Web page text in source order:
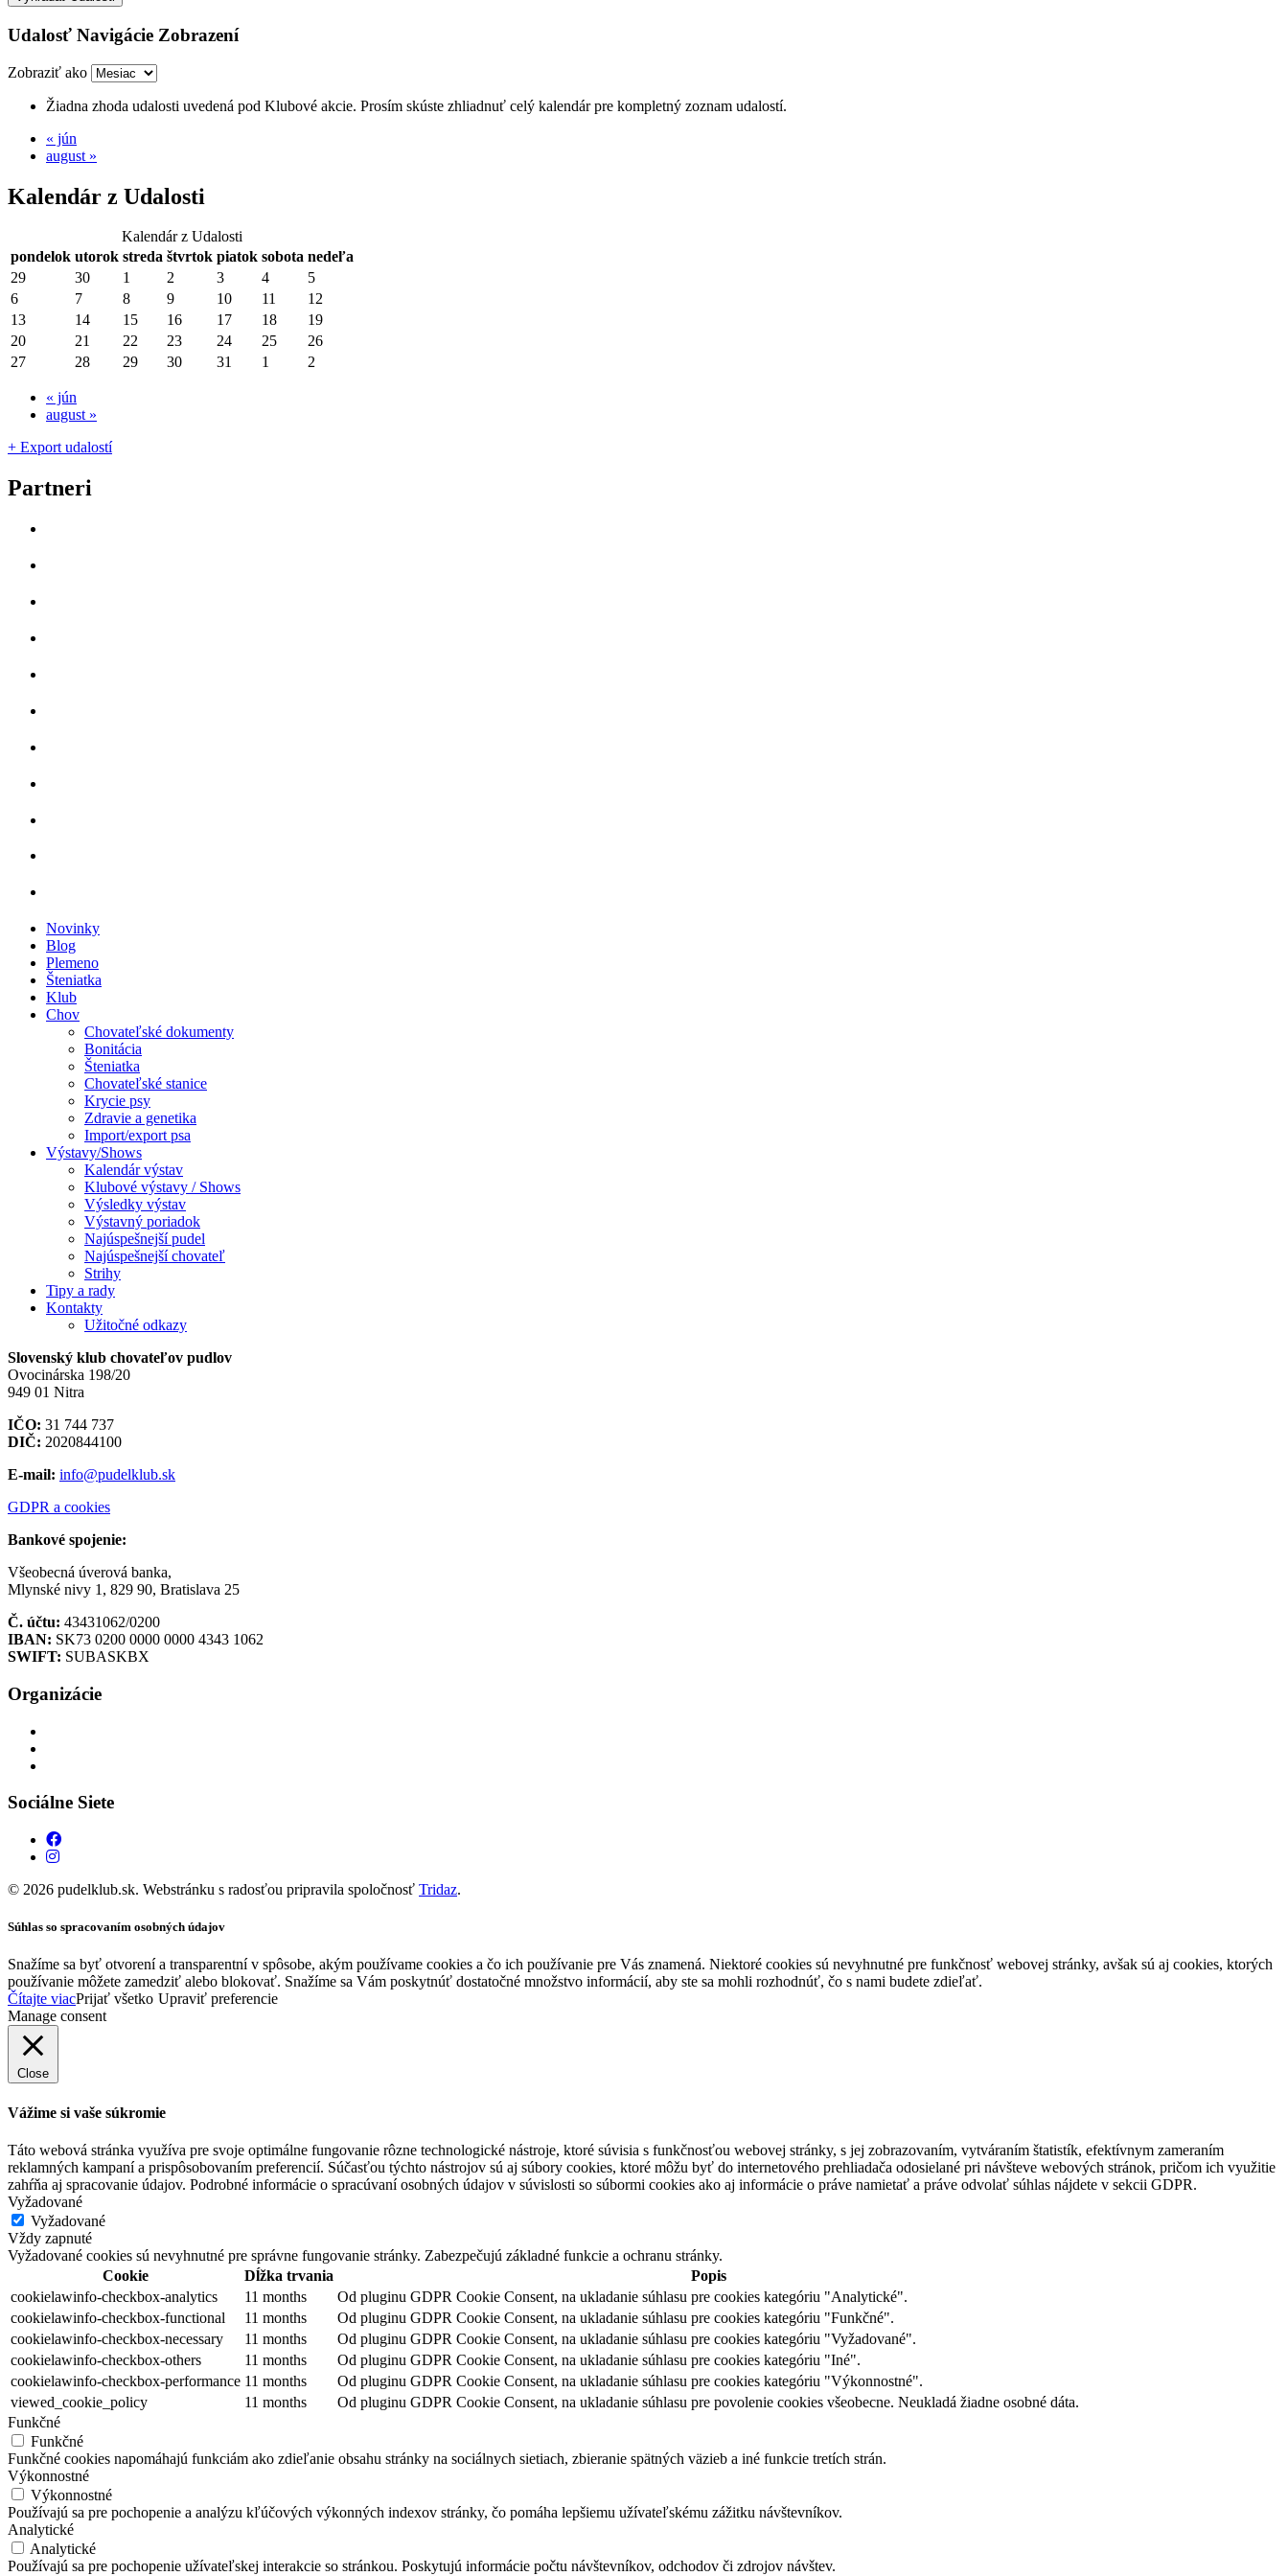
Udalosť Navigácie Zobrazení
Zobraziť ako
Žiadna zhoda udalosti uvedená pod Klubové akcie. Prosím skúste zhliadnuť celý kalendár pre kompletný zoznam udalostí.
« jún
august »
Kalendár z Udalosti
Kalendár z Udalosti
pondelok utorok streda štvrtok piatok sobota nedeľa
29
30 1 2 3 4
5
6
7 8 9 10 11
12
13
14 15 16 17 18
19
20
21 22 23 24 25
26
27
28 29 30 31 1 2
« jún
august »
+ Export udalostí
Partneri
Novinky
Blog
Plemeno
Šteniatka
Klub
Chov
Chovateľské dokumenty
Bonitácia
Šteniatka
Chovateľské stanice
Krycie psy
Zdravie a genetika
Import/export psa
Výstavy/Shows
Kalendár výstav
Klubové výstavy / Shows
Výsledky výstav
Výstavný poriadok
Najúspešnejší pudel
Najúspešnejší chovateľ
Strihy
Tipy a rady
Kontakty
Užitočné odkazy
Slovenský klub chovateľov pudlov
Ovocinárska 198/20
949 01 Nitra
IČO: 31 744 737
DIČ: 2020844100
E-mail: info@pudelklub.sk
GDPR a cookies
Bankové spojenie:
Všeobecná úverová banka,
Mlynské nivy 1, 829 90, Bratislava 25
Č. účtu: 43431062/0200
IBAN: SK73 0200 0000 0000 4343 1062
SWIFT: SUBASKBX
Organizácie
Sociálne Siete
© 2026 pudelklub.sk. Webstránku s radosťou pripravila spoločnosť Tridaz.
Súhlas so spracovaním osobných údajov
Snažíme sa byť otvorení a transparentní v spôsobe, akým používame cookies a čo ich používanie pre Vás znamená. Niektoré cookies sú nevyhnutné pre funkčnosť webovej stránky, avšak sú aj cookies, ktorých
používanie môžete zamedziť alebo blokovať. Snažíme sa Vám poskytnúť dostatočné množstvo informácií, aby ste sa mohli rozhodnúť, čo s nami budete zdieľať.
Čítajte viacPrijať všetko Upraviť preferencie
Manage consent
Close
Vážime si vaše súkromie
Táto webová stránka využíva pre svoje optimálne fungovanie rôzne technologické nástroje, ktoré súvisia s funkčnosťou webovej stránky, s jej zobrazovaním, vytváraním štatistík, efektívnym zameraním
reklamných kampaní a prispôsobovaním preferencií. Súčasťou týchto nástrojov sú aj súbory cookies, ktoré môžu byť do internetového prehliadača odosielané pri návšteve webových stránok, pričom ich využitie
zahŕňa aj spracovanie údajov. Podrobné informácie o spracúvaní osobných údajov v súvislosti so súbormi cookies ako aj informácie o práve namietať a práve odvolať súhlas nájdete v sekcii GDPR.
Vyžadované
Vyžadované
Vždy zapnuté
Vyžadované cookies sú nevyhnutné pre správne fungovanie stránky. Zabezpečujú základné funkcie a ochranu stránky.
Cookie
Dĺžka trvania
Popis
cookielawinfo-checkbox-analytics
11 months
Od pluginu GDPR Cookie Consent, na ukladanie súhlasu pre cookies kategóriu "Analytické".
cookielawinfo-checkbox-functional
11 months
Od pluginu GDPR Cookie Consent, na ukladanie súhlasu pre cookies kategóriu "Funkčné".
cookielawinfo-checkbox-necessary
11 months
Od pluginu GDPR Cookie Consent, na ukladanie súhlasu pre cookies kategóriu "Vyžadované".
cookielawinfo-checkbox-others
11 months
Od pluginu GDPR Cookie Consent, na ukladanie súhlasu pre cookies kategóriu "Iné".
cookielawinfo-checkbox-performance 11 months
Od pluginu GDPR Cookie Consent, na ukladanie súhlasu pre cookies kategóriu "Výkonnostné".
viewed_cookie_policy
11 months
Od pluginu GDPR Cookie Consent, na ukladanie súhlasu pre povolenie cookies všeobecne. Neukladá žiadne osobné dáta.
Funkčné
Funkčné
Funkčné cookies napomáhajú funkciám ako zdieľanie obsahu stránky na sociálnych sietiach, zbieranie spätných väzieb a iné funkcie tretích strán.
Výkonnostné
Výkonnostné
Používajú sa pre pochopenie a analýzu kľúčových výkonných indexov stránky, čo pomáha lepšiemu užívateľskému zážitku návštevníkov.
Analytické
Analytické
Používajú sa pre pochopenie užívateľskej interakcie so stránkou. Poskytujú informácie počtu návštevníkov, odchodov či zdrojov návštev.